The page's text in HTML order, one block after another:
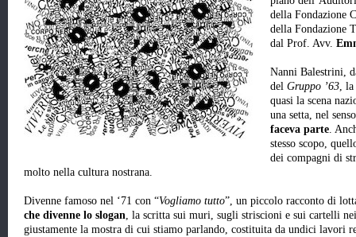
della Fondazione
della Fondazione
dal Prof. Avv.
Nanni Balestrini,
del Gruppo ’63, la
quasi la scena
una setta, nel
faceva parte.
stesso scopo,
dei compagni di
molto nella cultura nostrana.
Divenne famoso nel ‘71 con “Vogliamo tutto”, un piccolo racconto di
che divenne lo slogan, la scritta sui muri, sugli striscioni e sui cartelli
giustamente la mostra di cui stiamo parlando, costituita da undici lavori